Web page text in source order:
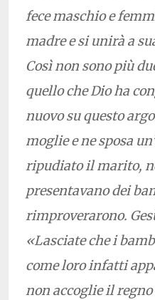
fece maschio e
madre e si unirà a
Così non sono più
quello che Dio ha
nuovo su questo
moglie e ne sposa
ripudiato il marito,
presentavano dei
rimproverarono.
«Lasciate che i
come loro infatti
non accoglie il